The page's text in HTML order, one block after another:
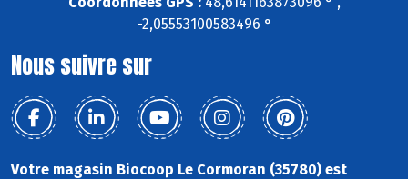
-2,05553100583496 °
Nous suivre sur
Votre magasin Biocoop Le Cormoran (35780) est